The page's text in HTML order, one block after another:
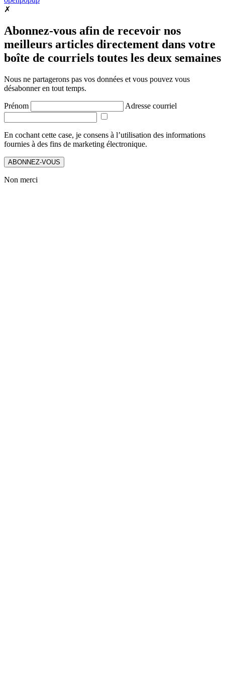
✗
Abonnez-vous afin de recevoir nos
meilleurs articles directement dans votre
boîte de courriels toutes les deux semaines
Nous ne partagerons pas vos données et vous pouvez vous
désabonner en tout temps.
Prénom Adresse courriel
En cochant cette case, je consens à l’utilisation des informations
fournies à des fins de marketing électronique.
ABONNEZ-VOUS
Non merci